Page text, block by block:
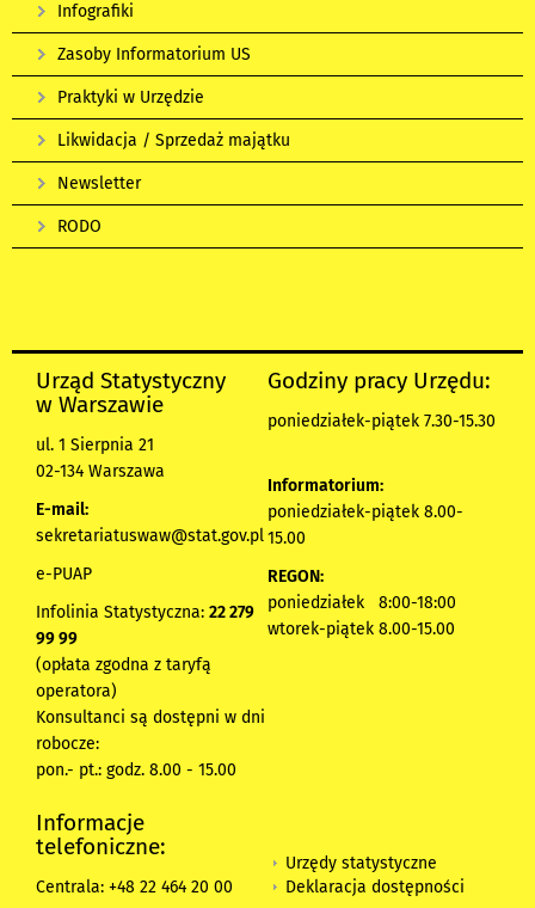
Infografiki
Zasoby Informatorium US
Praktyki w Urzędzie
Likwidacja / Sprzedaż majątku
Newsletter
RODO
Urząd Statystyczny
w Warszawie
ul. 1 Sierpnia 21
02-134 Warszawa
E-mail:
sekretariatuswaw@stat.gov.pl
e-PUAP
Infolinia Statystyczna: 22 279
99 99
(opłata zgodna z taryfą
operatora)
Konsultanci są dostępni w dni
robocze:
pon.- pt.: godz. 8.00 - 15.00
Godziny pracy Urzędu:
poniedziałek-piątek 7.30-15.30
Informatorium:
poniedziałek-piątek 8.00-
15.00
REGON:
poniedziałek 8:00-18:00
wtorek-piątek 8.00-15.00
Informacje
telefoniczne:
Centrala: +48 22 464 20 00
Urzędy statystyczne
Deklaracja dostępności